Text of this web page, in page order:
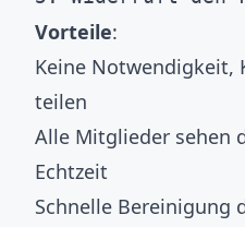
Vorteile:
Keine Notwendigkeit,
teilen
Alle Mitglieder sehen
Echtzeit
Schnelle Bereinigung